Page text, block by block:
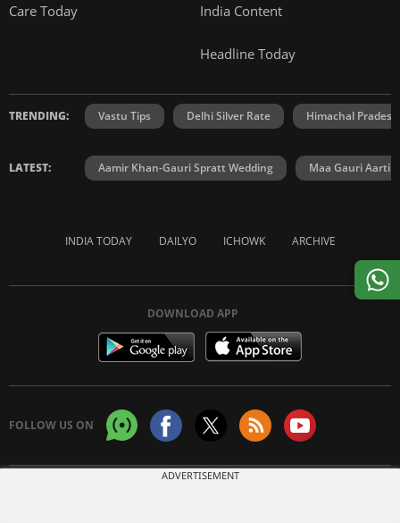
Care Today India Content
Headline Today
TRENDING: Vastu Tips Delhi Silver Rate Himachal
LATEST: Aamir Khan-Gauri Spratt Wedding Maa Gauri Aarti
INDIA TODAY DAILYO ICHOWK ARCHIVE
DOWNLOAD APP
FOLLOW US ON
ADVERTISEMENT